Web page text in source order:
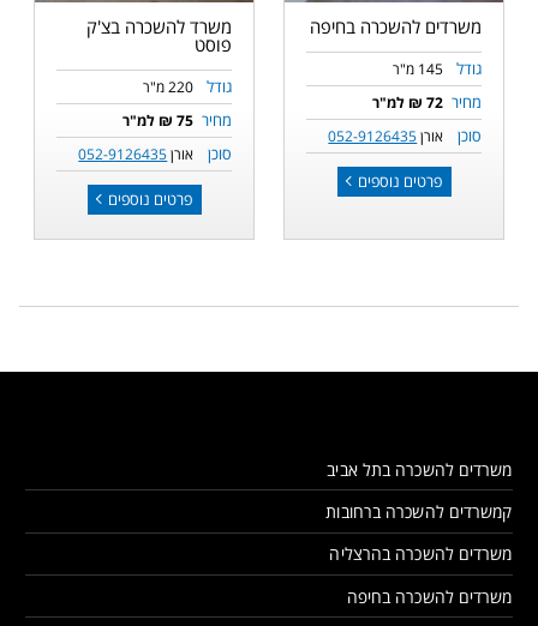
משרדים להשכרה בחיפה
גודל 145 מ"ר
מחיר 72 ₪ למ"ר
סוכן אורן052-9126435
פרטים נוספים
משרד להשכרה בצ'ק
פוסט
גודל 220 מ"ר
מחיר 75 ₪ למ"ר
סוכן אורן052-9126435
פרטים נוספים
משרדים להשכרה בתל אביב
קמשרדים להשכרה ברחובות
משרדים להשכרה בהרצליה
משרדים להשכרה בחיפה